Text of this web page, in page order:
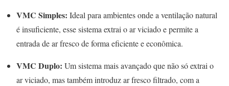
VMC Simples: Ideal para ambientes onde a ventilação natural
é insuficiente, esse sistema extrai o ar viciado e permite a
entrada de ar fresco de forma eficiente e econômica.
VMC Duplo: Um sistema mais avançado que não só extrai o
ar viciado, mas também introduz ar fresco filtrado, com a